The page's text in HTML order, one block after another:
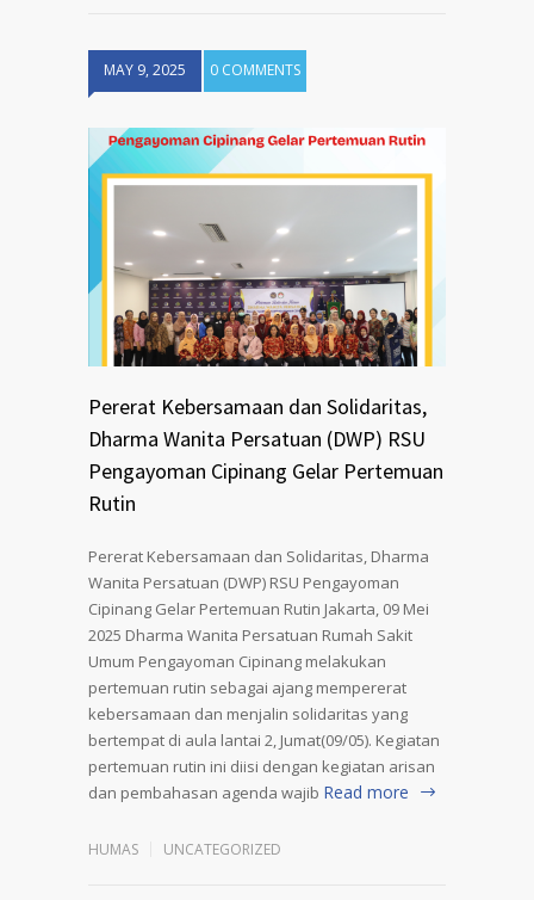
MAY 9, 2025 0 COMMENTS
Pererat Kebersamaan dan Solidaritas,
Dharma Wanita Persatuan (DWP) RSU
Pengayoman Cipinang Gelar Pertemuan
Rutin
Pererat Kebersamaan dan Solidaritas, Dharma
Wanita Persatuan (DWP) RSU Pengayoman
Cipinang Gelar Pertemuan Rutin Jakarta, 09 Mei
2025 Dharma Wanita Persatuan Rumah Sakit
Umum Pengayoman Cipinang melakukan
pertemuan rutin sebagai ajang mempererat
kebersamaan dan menjalin solidaritas yang
bertempat di aula lantai 2, Jumat(09/05). Kegiatan
pertemuan rutin ini diisi dengan kegiatan arisan
dan pembahasan agenda wajib Read more
HUMAS UNCATEGORIZED